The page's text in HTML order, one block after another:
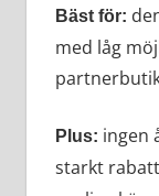
Bäst för:
med låg
Plus: ingen
starkt